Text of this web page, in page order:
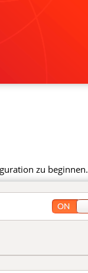
zu beginnen.